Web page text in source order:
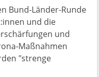
Bund-Länder-Runde
und die
und
Maßnahmen
"strenge